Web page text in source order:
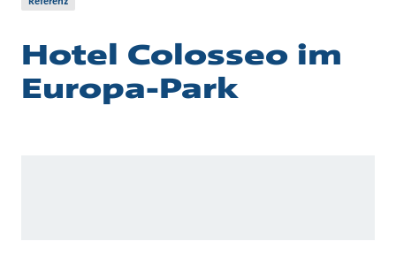
Hotel Colosseo im
Europa-Park